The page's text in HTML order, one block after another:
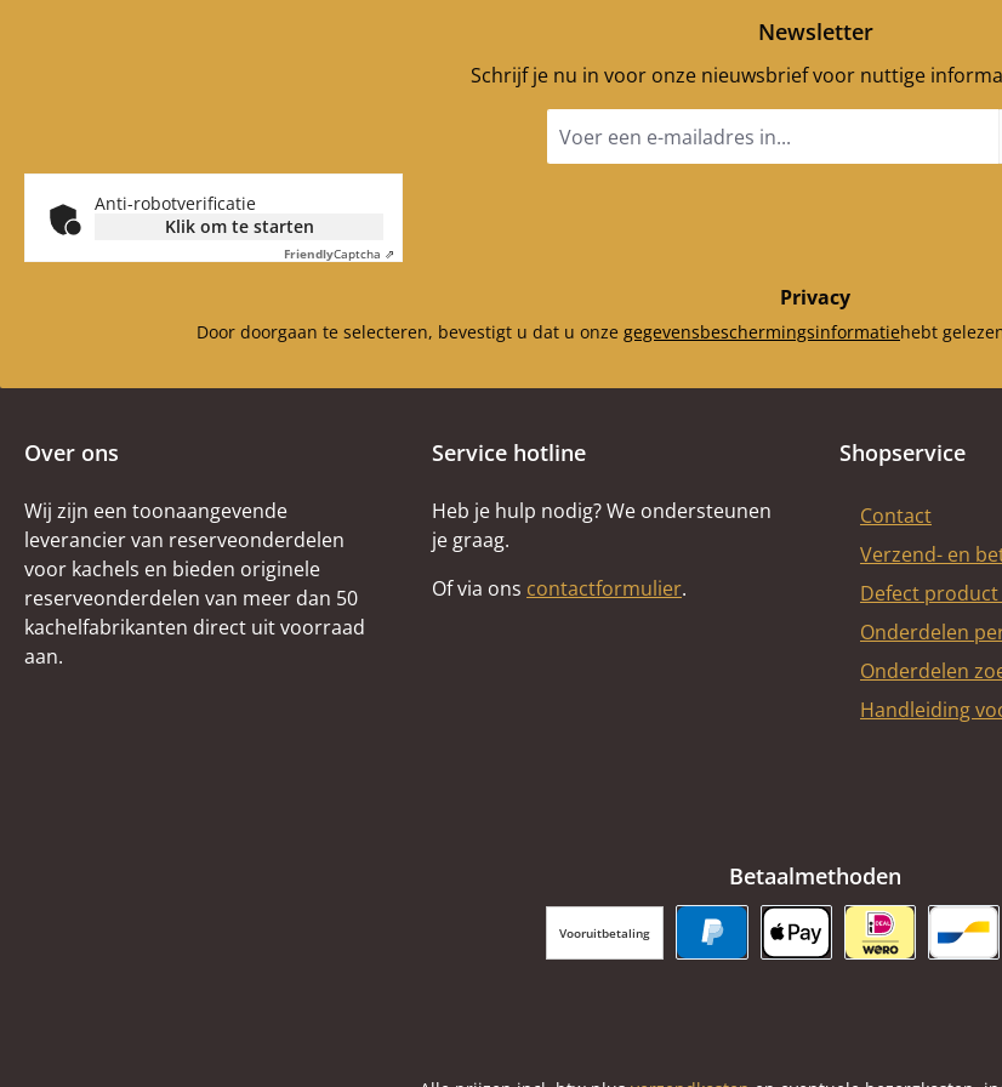
Newsletter
Schrijf je nu in voor onze nieuwsbrief voor nuttige
mailadres
Anti-robotverificatie
Klik om te starten
FriendlyCaptcha ⇗
Privacy
Door doorgaan te selecteren, bevestigt u dat u onze gegevensbeschermingsinformatiehebt
Over ons
Wij zijn een toonaangevende
leverancier van reserveonderdelen
voor kachels en bieden originele
reserveonderdelen van meer dan 50
kachelfabrikanten direct uit voorraad
aan.
Service hotline
Heb je hulp nodig? We ondersteunen
je graag.
Of via ons contactformulier.
Shopservice
Contact
Verzend- en
Defect
Onderdelen
Onderdelen
Handleiding
Betaalmethoden
Vooruitbetaling